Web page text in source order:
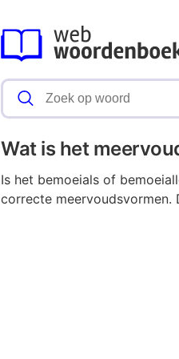
Wat is het
Is het bemoeials of
correcte meervoudsvormen.